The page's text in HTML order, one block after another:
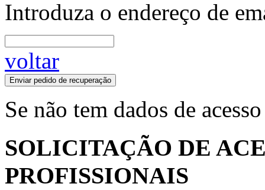
Introduza o endereço de
voltar
Enviar pedido de recuperação
Se não tem dados de
SOLICITAÇÃO DE
PROFISSIONAIS